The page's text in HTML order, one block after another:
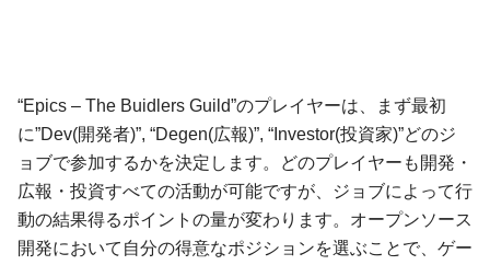
“Epics – The Buidlers Guild”のプレイヤーは、まず最初
に”Dev(開発者)”, “Degen(広報)”, “Investor(投資家)”どのジ
ョブで参加するかを決定します。どのプレイヤーも開発・
広報・投資すべての活動が可能ですが、ジョブによって行
動の結果得るポイントの量が変わります。オープンソース
開発において自分の得意なポジションを選ぶことで、ゲー